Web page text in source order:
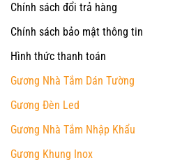
Chính sách đổi trả hàng
Chính sách bảo mật thông tin
Hình thức thanh toán
Gương Nhà Tắm Dán Tường
Gương Đèn Led
Gương Nhà Tắm Nhập Khẩu
Gương Khung Inox